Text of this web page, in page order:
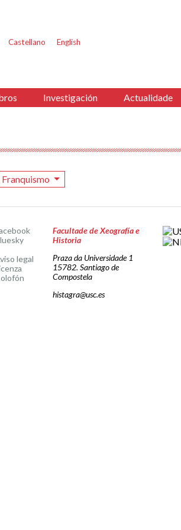
Castellano English
Investigación Actualidade
Franquismo
legal
Facultade de Xeografía e
Historia
Praza da Universidade 1
15782. Santiago de
Compostela
histagra@usc.es